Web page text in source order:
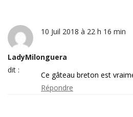
LadyMilonguera
dit :
10 Juil 2018 à 22 h 16 min
Ce gâteau breton est
Répondre